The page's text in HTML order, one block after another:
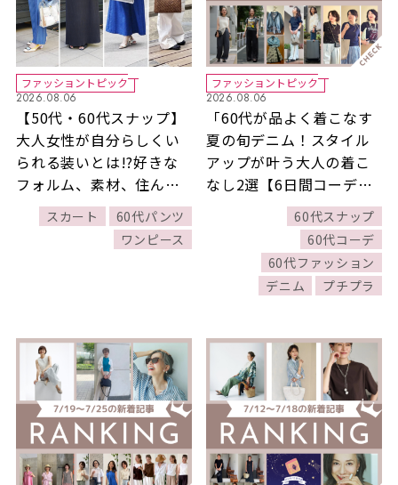
ファッショントピック
2026.08.06
【50代・60代スナップ】
大人女性が自分らしくい
られる装いとは!?好きな
フォルム、素材、住んで
いる場所を大切にした私
流の着こなし4選
スカート
60代パンツ
ワンピース
ファッショントピック
2026.08.06
「60代が品よく着こなす
夏の旬デニム！スタイル
アップが叶う大人の着こ
なし2選【6日間コーデ
Day3・Day4】」ほか
7/26～8/1公開記事の人気
ランキングをご紹介！
【今週の新着記事ベスト
60代スナップ
60代コーデ
60代ファッション
デニム
プチプラ